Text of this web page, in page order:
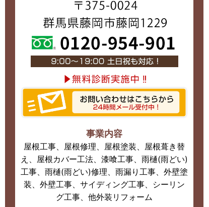
事業内容
屋根工事、屋根修理、屋根塗装、屋根葺き替
え、屋根カバー工法、漆喰工事、雨樋(雨どい)
工事、雨樋(雨どい)修理、雨漏り工事、外壁塗
装、外壁工事、サイディング工事、シーリン
グ工事、他外装リフォーム